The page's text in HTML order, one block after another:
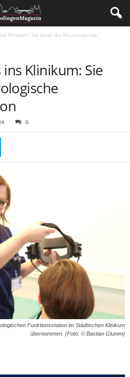
Klinikum: Sie leitet die Neurologische
Klinikum: Sie
0
Funktionsstation im Städtischen Klinikum
übernommen. (Foto: © Bastian Glumm)